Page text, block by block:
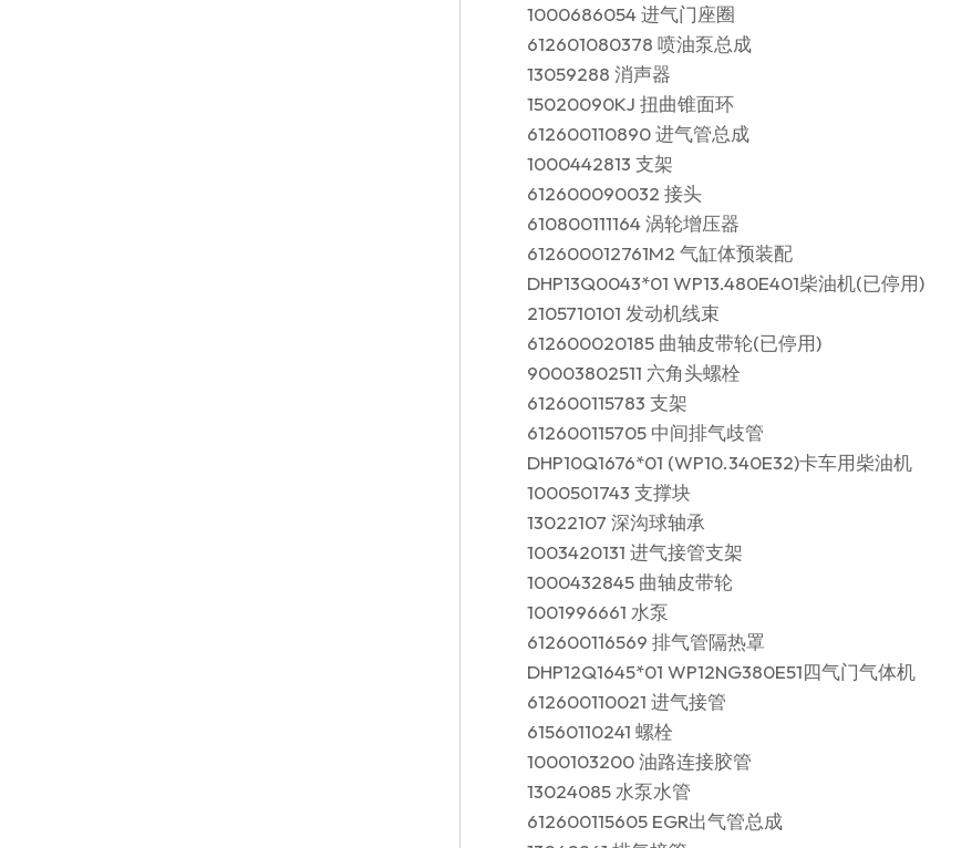
1000686054 进气门座圈
612601080378 喷油泵总成
13059288 消声器
15020090KJ 扭曲锥面环
612600110890 进气管总成
1000442813 支架
612600090032 接头
610800111164 涡轮增压器
612600012761M2 气缸体预装配
DHP13Q0043*01 WP13.480E401柴油机(已停用)
2105710101 发动机线束
612600020185 曲轴皮带轮(已停用)
90003802511 六角头螺栓
612600115783 支架
612600115705 中间排气歧管
DHP10Q1676*01 (WP10.340E32)卡车用柴油机
1000501743 支撑块
13022107 深沟球轴承
1003420131 进气接管支架
1000432845 曲轴皮带轮
1001996661 水泵
612600116569 排气管隔热罩
DHP12Q1645*01 WP12NG380E51四气门气体机
612600110021 进气接管
61560110241 螺栓
1000103200 油路连接胶管
13024085 水泵水管
612600115605 EGR出气管总成